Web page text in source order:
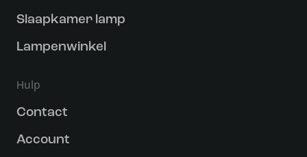
Slaapkamer lamp
Lampenwinkel
Hulp
Contact
Account